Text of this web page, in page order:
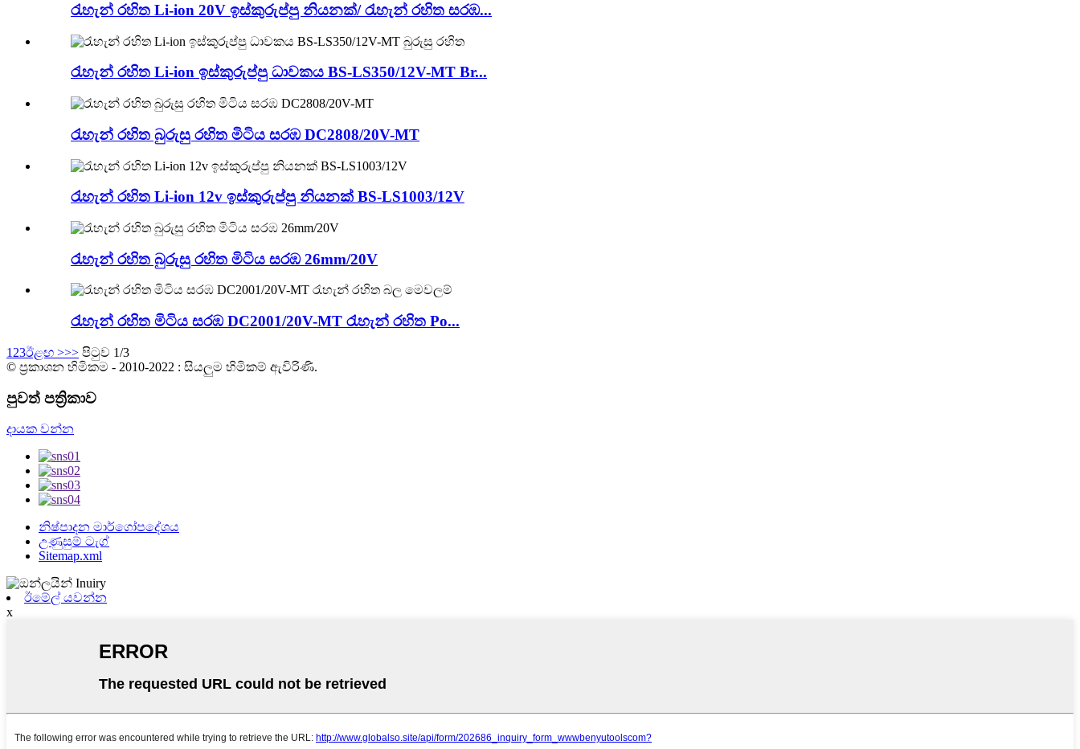
රැහැන් රහිත Li-ion 20V ඉස්කුරුප්පු නියනක්/ රැහැන් රහිත සරඹ...
රැහැන් රහිත Li-ion ඉස්කුරුප්පු ධාවකය BS-LS350/12V-MT Br...
රැහැන් රහිත බුරුසු රහිත මිටිය සරඹ DC2808/20V-MT
රැහැන් රහිත Li-ion 12v ඉස්කුරුප්පු නියනක් BS-LS1003/12V
රැහැන් රහිත බුරුසු රහිත මිටිය සරඹ 26mm/20V
රැහැන් රහිත මිටිය සරඹ DC2001/20V-MT රැහැන් රහිත Po...
1 23ඊළඟ >>> පිටුව 1/3
© ප්‍රකාශන හිමිකම - 2010-2022 : සියලුම හිමිකම් ඇවිරිණි.
පුවත් පත්‍රිකාව
දායක වන්න
නිෂ්පාදන මාර්ගෝපදේශය
උණුසුම් ටැග්
Sitemap.xml
ඊමේල් යවන්න
x